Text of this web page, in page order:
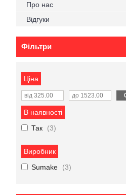
Про нас
Відгуки
Фільтри
Ціна
В наявності
Так
3
Виробник
Sumake
3